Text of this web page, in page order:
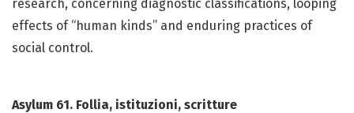
research, concerning diagnostic classifications, looping
effects of “human kinds” and enduring practices of
social control.
Asylum 61. Follia, istituzioni, scritture